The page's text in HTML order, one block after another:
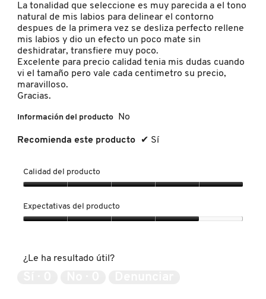
NUXE
OLAPLEX
ONE SIZE
OUAI HAIRCARE
PAI-SHAU
PATCHOLOGY
La tonalidad que seleccione es muy parecida a el tono
natural de mis labios para delinear el contorno
despues de la primera vez se desliza perfecto rellene
mis labios y dio un efecto un poco mate sin
deshidratar, transfiere muy poco.
Excelente para precio calidad tenia mis dudas cuando
vi el tamaño pero vale cada centimetro su precio,
maravilloso.
Gracias.
Información del producto No
Recomienda este producto ✔ Sí
Calidad del producto
del
producto,
Expectativas del producto
4
¿Le ha resultado útil?